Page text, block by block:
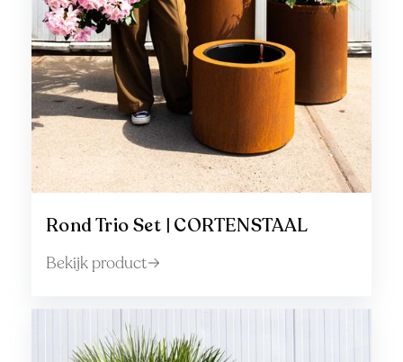
Rond Trio Set | CORTENSTAAL
Bekijk product